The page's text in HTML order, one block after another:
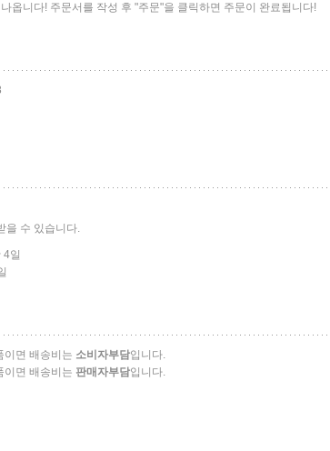
옵니다! 주문서를 작성 후 "주문"을 클릭하면 주문이 완료됩니다!
을 수 있습니다.
일
이면 배송비는 소비자부담입니다.
이면 배송비는 판매자부담입니다.